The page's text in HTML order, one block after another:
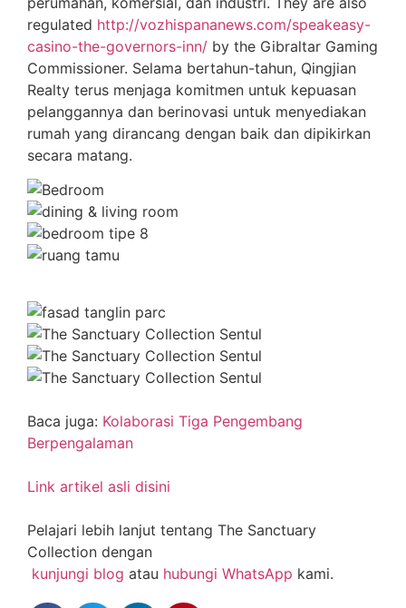
regulated http://vozhispananews.com/speakeasy-
casino-the-governors-inn/ by the Gibraltar Gaming
Commissioner. Selama bertahun-tahun, Qingjian
Realty terus menjaga komitmen untuk kepuasan
pelanggannya dan berinovasi untuk menyediakan
rumah yang dirancang dengan baik dan dipikirkan
secara matang.
Baca juga: Kolaborasi Tiga Pengembang
Berpengalaman
Link artikel asli disini
Pelajari lebih lanjut tentang The Sanctuary
Collection dengan
kunjungi blog atau hubungi WhatsApp kami.